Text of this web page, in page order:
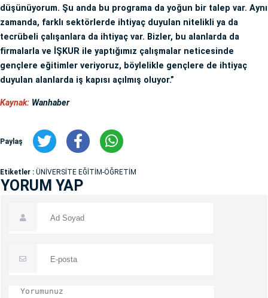
düşünüyorum. Şu anda bu programa da yoğun bir talep var. Aynı
zamanda, farklı sektörlerde ihtiyaç duyulan nitelikli ya da
tecrübeli çalışanlara da ihtiyaç var. Bizler, bu alanlarda da
firmalarla ve İŞKUR ile yaptığımız çalışmalar neticesinde
gençlere eğitimler veriyoruz, böylelikle gençlere de ihtiyaç
duyulan alanlarda iş kapısı açılmış oluyor.”
Kaynak: Wanhaber
Paylaş
Etiketler : ÜNİVERSİTE EĞİTİM-ÖĞRETİM
YORUM YAP